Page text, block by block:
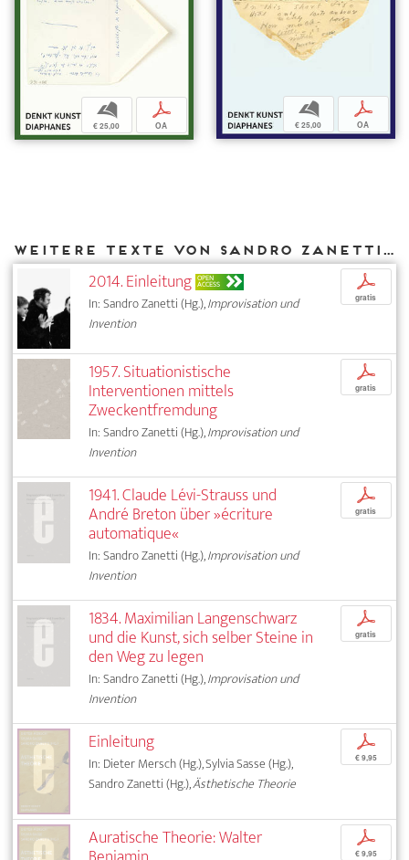
b
€ 25,00
p
OA
b
€ 25,00
p
OA
Weitere Texte von Sandro Zanetti bei DIAPHANES
2014. Einleitung OPEN
ACCESS
In: Sandro Zanetti (Hg.),Improvisation und
Invention
p
gratis
1957. Situationistische
Interventionen mittels
Zweckentfremdung
In: Sandro Zanetti (Hg.),Improvisation und
Invention
p
gratis
1941. Claude Lévi-Strauss und
André Breton über »écriture
automatique«
In: Sandro Zanetti (Hg.),Improvisation und
Invention
p
gratis
1834. Maximilian Langenschwarz
und die Kunst, sich selber Steine in
den Weg zu legen
In: Sandro Zanetti (Hg.),Improvisation und
Invention
p
gratis
Einleitung
In: Dieter Mersch (Hg.), Sylvia Sasse (Hg.),
Sandro Zanetti (Hg.),Ästhetische Theorie
p
€ 9,95
Auratische Theorie: Walter p
€ 9,95